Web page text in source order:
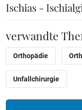
Ischias -
verwandte
Orthopädie
Unfallchirurgie